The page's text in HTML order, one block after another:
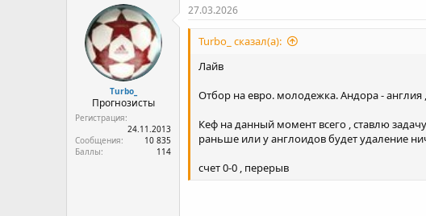
Turbo_
Прогнозисты
Регистрация
24.11.2013
Сообщения
10 835
Баллы
114
27.03.2026
Turbo_ сказал(а):
Лайв
Отбор на евро. молодежка. Андора - англия
Кеф на данный момент всего , ставлю
раньше или у англоидов будет удаление
счет 0-0 , перерыв